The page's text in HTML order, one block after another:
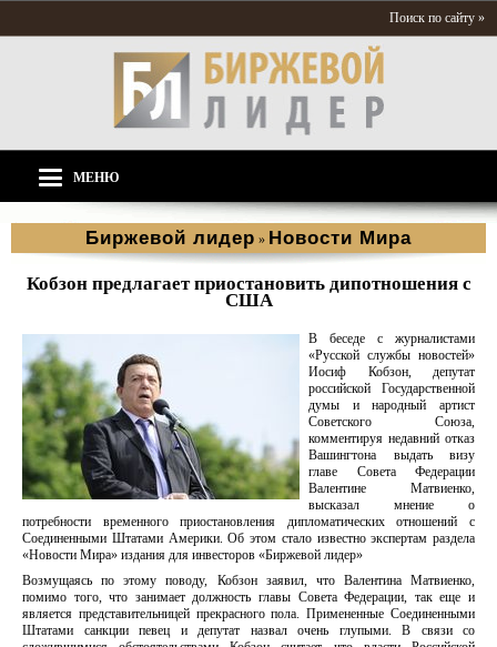
Поиск по сайту »
МЕНЮ
Биржевой лидер » Новости Мира
Кобзон предлагает приостановить дипотношения с
США
В беседе с журналистами
«Русской службы новостей»
Иосиф Кобзон, депутат
российской Государственной
думы и народный артист
Советского Союза,
комментируя недавний отказ
Вашингтона выдать визу
главе Совета Федерации
Валентине Матвиенко,
высказал мнение о
потребности временного приостановления дипломатических отношений с
Соединенными Штатами Америки. Об этом стало известно экспертам раздела
«Новости Мира» издания для инвесторов «Биржевой лидер»
Возмущаясь по этому поводу, Кобзон заявил, что Валентина Матвиенко,
помимо того, что занимает должность главы Совета Федерации, так еще и
является представительницей прекрасного пола. Примененные Соединенными
Штатами санкции певец и депутат назвал очень глупыми. В связи со